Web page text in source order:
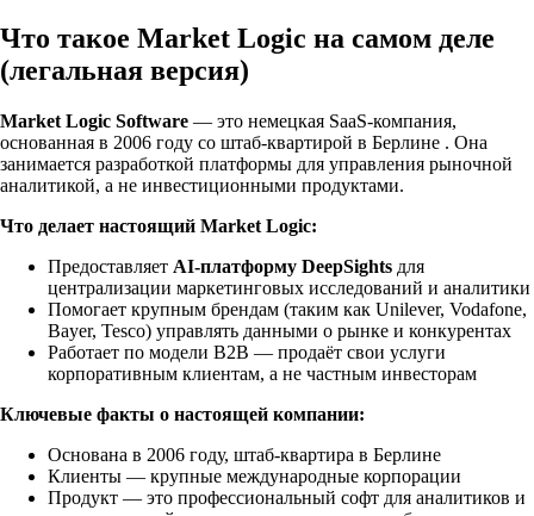
Что такое Market Logic на самом деле
(легальная версия)
Market Logic Software — это немецкая SaaS-компания,
основанная в 2006 году со штаб-квартирой в Берлине . Она
занимается разработкой платформы для управления рыночной
аналитикой, а не инвестиционными продуктами.
Что делает настоящий Market Logic:
Предоставляет AI-платформу DeepSights для
централизации маркетинговых исследований и аналитики
Помогает крупным брендам (таким как Unilever, Vodafone,
Bayer, Tesco) управлять данными о рынке и конкурентах
Работает по модели B2B — продаёт свои услуги
корпоративным клиентам, а не частным инвесторам
Ключевые факты о настоящей компании:
Основана в 2006 году, штаб-квартира в Берлине
Клиенты — крупные международные корпорации
Продукт — это профессиональный софт для аналитиков и